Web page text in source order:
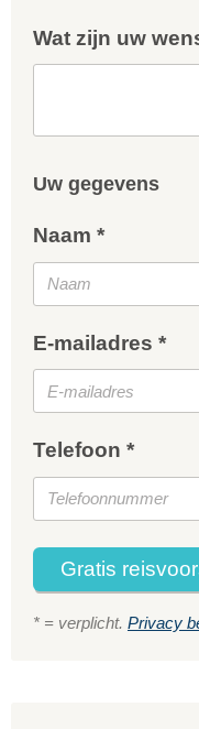
Wat zijn uw
Uw gegevens
Naam *
E-mailadres *
Telefoon *
Gratis
* = verplicht. Privacy